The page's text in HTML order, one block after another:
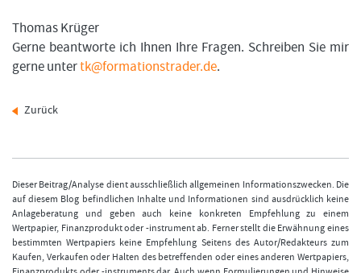
Thomas Krüger
Gerne beantworte ich Ihnen Ihre Fragen. Schreiben Sie mir
gerne untertk@formationstrader.de.
Zurück
Dieser Beitrag/Analyse dient ausschließlich allgemeinen Informationszwecken. Die
auf diesem Blog befindlichen Inhalte und Informationen sind ausdrücklich keine
Anlageberatung und geben auch keine konkreten Empfehlung zu einem
Wertpapier, Finanzprodukt oder -instrument ab. Ferner stellt die Erwähnung eines
bestimmten Wertpapiers keine Empfehlung Seitens des Autor/Redakteurs zum
Kaufen, Verkaufen oder Halten des betreffenden oder eines anderen Wertpapiers,